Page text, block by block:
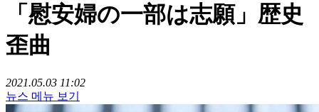
「慰安婦の一部は志願」歴史
歪曲
2021.05.03 11:02
뉴스 메뉴 보기